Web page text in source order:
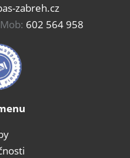
zabreh.cz
602 564 958